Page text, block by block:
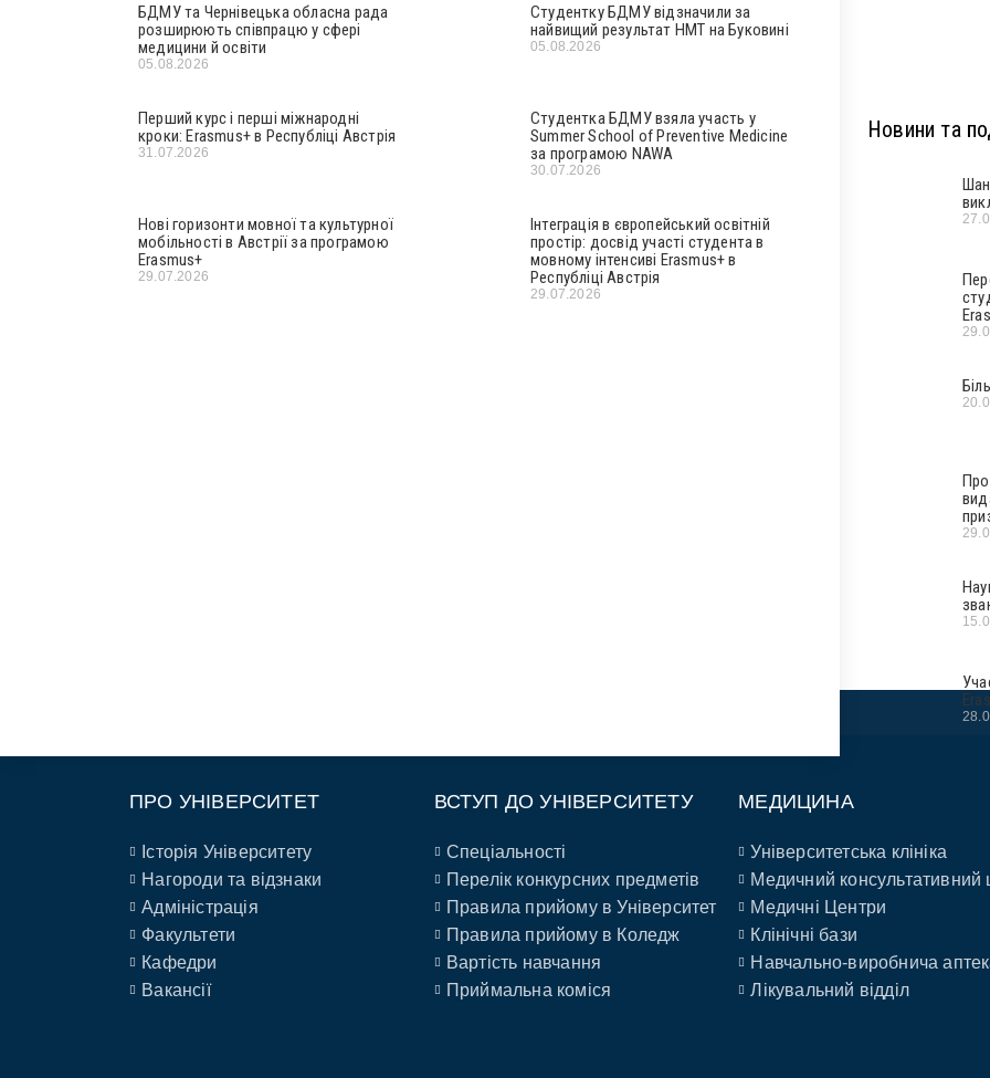
БДМУ та Чернівецька обласна рада
розширюють співпрацю у сфері
медицини й освіти
05.08.2026
Студентку БДМУ відзначили за
найвищий результат НМТ на Буковині
05.08.2026
Перший курс і перші міжнародні
кроки: Erasmus+ в Республіці Австрія
31.07.2026
Студентка БДМУ взяла участь у
Summer School of Preventive Medicine
за програмою NAWA
30.07.2026
Нові горизонти мовної та культурної
мобільності в Австрії за програмою
Erasmus+
29.07.2026
Інтеграція в європейський освітній
простір: досвід участі студента в
мовному інтенсиві Erasmus+ в
Республіці Австрія
29.07.2026
Новини та
ПРО УНІВЕРСИТЕТ
Історія Університету
Нагороди та відзнаки
Адміністрація
Факультети
Кафедри
Вакансії
ВСТУП ДО УНІВЕРСИТЕТУ
Спеціальності
Перелік конкурсних предметів
Правила прийому в Університет
Правила прийому в Коледж
Вартість навчання
Приймальна коміся
МЕДИЦИНА
Університетська клініка
Медичний консультативний
Медичні Центри
Клінічні бази
Навчально-виробнича
Лікувальний відділ